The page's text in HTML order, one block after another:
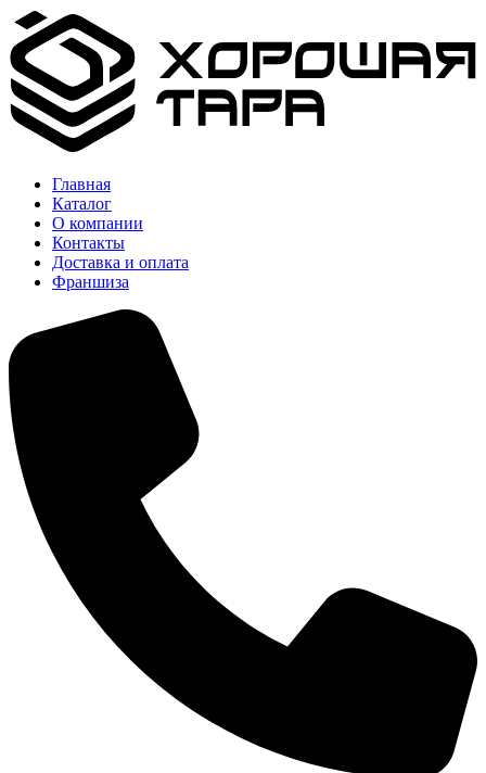
Главная
Каталог
О компании
Контакты
Доставка и оплата
Франшиза